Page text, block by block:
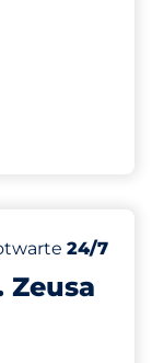
Zeusa
miejsc
24/7